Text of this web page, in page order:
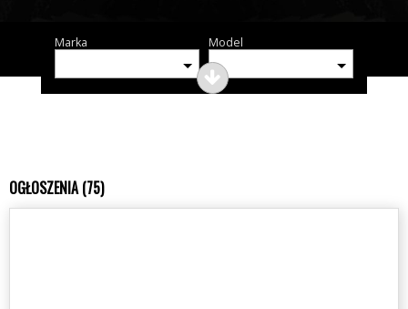
Marka Model
OGŁOSZENIA (75)